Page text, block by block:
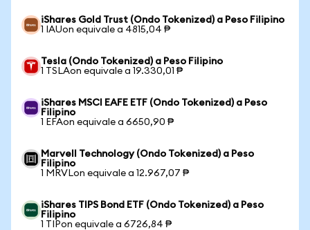
iShares Gold Trust (Ondo Tokenized) a Peso Filipino
1 IAUon equivale a 4815,04 ₱
Tesla (Ondo Tokenized) a Peso Filipino
1 TSLAon equivale a 19.330,01 ₱
iShares MSCI EAFE ETF (Ondo Tokenized) a Peso
Filipino
1 EFAon equivale a 6650,90 ₱
Marvell Technology (Ondo Tokenized) a Peso
Filipino
1 MRVLon equivale a 12.967,07 ₱
iShares TIPS Bond ETF (Ondo Tokenized) a Peso
Filipino
1 TIPon equivale a 6726,84 ₱